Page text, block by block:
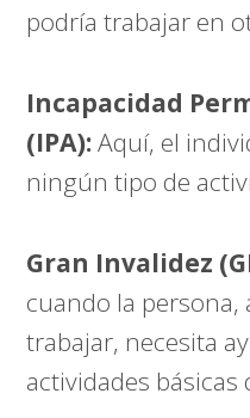
podría trabajar en
Incapacidad
(IPA):Aquí, el
ningún tipo de
Gran Invalidez
cuando la persona,
trabajar, necesita
actividades básicas